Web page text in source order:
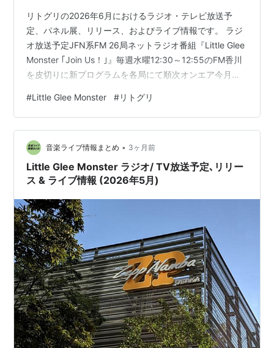
リトグリの2026年6月におけるラジオ・テレビ放送予
定、パネル展、リリース、およびライブ情報です。 ラジ
オ放送予定JFN系FM 26局ネットラジオ番組『Little Glee
Monster ｢Join Us！｣』毎週水曜12:30～12:55のFM香川
を皮切りに新プログラムを各局にて順次オンエア今月は6
TOKYO FM6月1日(月)15:00～16:50『THE TRAD』出
演：結海, miyouNACK 56月1日(月)20:00~23:00『FAV
FOUR』出演：かれん, ミカ TV放送予定音楽番組フジテ
レビ6月4…
#Little Glee Monster #リトグリ
音楽ライブ情報まとめ • 3ヶ月前
Little Glee Monster ラジオ/ TV放送予定､リリー
ス & ライブ情報 (2026年5月)